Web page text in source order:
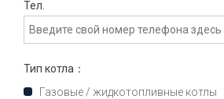
Тел.
Тип котла：
Газовые / жидкотопливные котлы